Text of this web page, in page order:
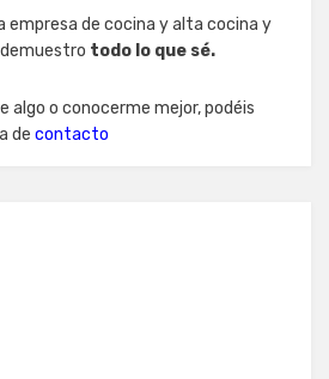
empresa de cocina y alta cocina y
todo lo que sé.
algo o conocerme mejor, podéis
de contacto